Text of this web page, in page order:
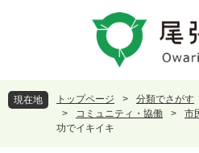
頭
で
飛
ば
現在地 トップページ > 分類でさがす
>
コミュニティ・協働 > 市
功でイキイキ